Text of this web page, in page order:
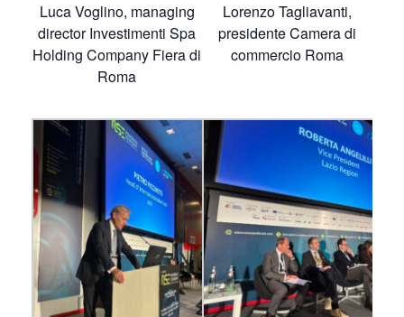
Luca Voglino, managing
director Investimenti Spa
Holding Company Fiera di
Roma
Lorenzo Tagliavanti,
presidente Camera di
commercio Roma